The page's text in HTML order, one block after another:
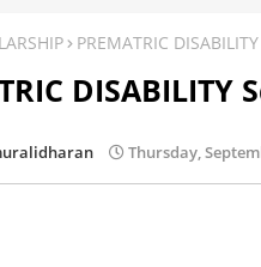
PREMATRIC
DISABILITY
Thursday,